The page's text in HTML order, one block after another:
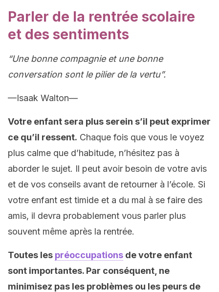
Parler de la rentrée scolaire
et des sentiments
“Une bonne compagnie et une bonne
conversation sont le pilier de la vertu”.
—Isaak Walton—
Votre enfant sera plus serein s’il peut exprimer
ce qu’il ressent. Chaque fois que vous le voyez
plus calme que d’habitude, n’hésitez pas à
aborder le sujet. Il peut avoir besoin de votre avis
et de vos conseils avant de retourner à l’école. Si
votre enfant est timide et a du mal à se faire des
amis, il devra probablement vous parler plus
souvent même après la rentrée.
Toutes les préoccupations de votre enfant
sont importantes. Par conséquent, ne
minimisez pas les problèmes ou les peurs de